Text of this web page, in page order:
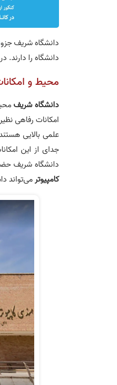
دانشگاه شریف جزو
دانشگاه را دارند.
محیط و
دانشگاه شریف
امکانات رفاهی
علمی بالایی
جدای از این
دانشگاه شریف
کامپیوترمی‌تواند